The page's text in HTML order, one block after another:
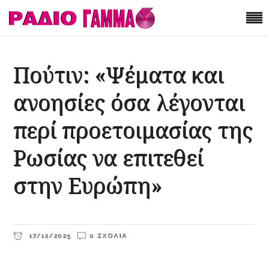
Πούτιν: «Ψέματα και
ανοησίες όσα λέγονται
περί προετοιμασίας της
Ρωσίας να επιτεθεί
στην Ευρώπη»
17/12/2025 0 ΣΧΌΛΙΑ